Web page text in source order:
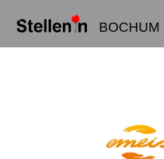
BOCHUM